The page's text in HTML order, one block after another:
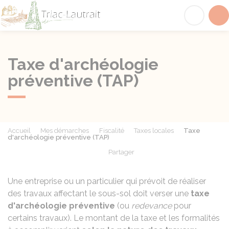
Taxe d'archéologie
préventive (TAP)
Accueil Mes démarches Fiscalité Taxes locales
Taxe
d'archéologie préventive (TAP)
Partager
Une entreprise ou un particulier qui prévoit de réaliser
des travaux affectant le sous-sol doit verser une taxe
d'archéologie préventive (ou redevancepour
certains travaux). Le montant de la taxe et les formalités